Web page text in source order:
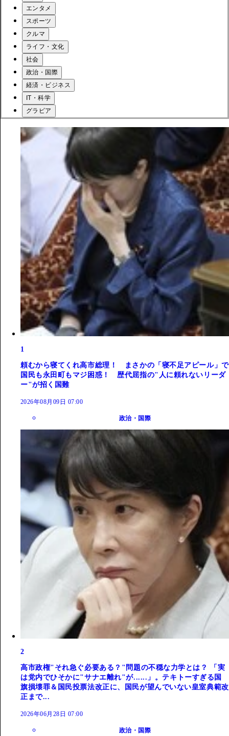
エンタメ
スポーツ
クルマ
ライフ・文化
社会
政治・国際
経済・ビジネス
IT・科学
グラビア
1
頼むから寝てくれ高市総理！ まさかの「寝不足アピール」で
国民も永田町もマジ困惑！ 歴代屈指の"人に頼れないリーダ
ー"が招く国難
2026年08月09日 07:00
政治・国際
2
高市政権"それ急ぐ必要ある？"問題の不穏な力学とは？ 「実
は党内でひそかに"サナエ離れ"が......」。テキトーすぎる国
旗損壊罪＆国民投票法改正に、国民が望んでいない皇室典範改
正まで...
2026年06月28日 07:00
政治・国際